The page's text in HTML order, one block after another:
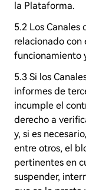
la Plataforma.
5.2 Los
relacionado con
funcionamiento
5.3 Si los
informes de
incumple el
derecho a
y, si es
entre otros, el
pertinentes en
suspender,